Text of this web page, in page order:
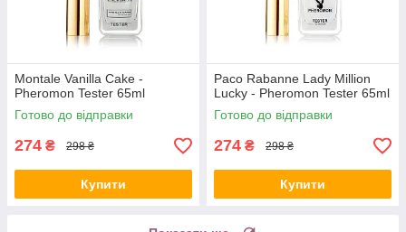
Montale Vanilla Cake -
Pheromon Tester 65ml
Готово до відправки
274 ₴ 298 ₴
Купити
Paco Rabanne Lady Million
Lucky - Pheromon Tester 65ml
Готово до відправки
274 ₴ 298 ₴
Купити